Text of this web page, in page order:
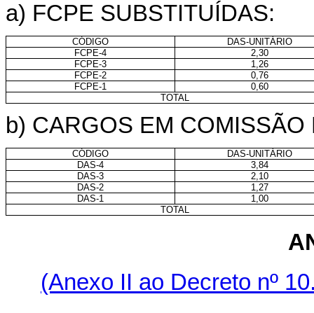
a) FCPE SUBSTITUÍDAS:
CÓDIGO
DAS-UNITÁRIO
FCPE-4
2,30
FCPE-3
1,26
FCPE-2
0,76
FCPE-1
0,60
TOTAL
b) CARGOS EM
CÓDIGO
DAS-UNITÁRIO
DAS-4
3,84
DAS-3
2,10
DAS-2
1,27
DAS-1
1,00
TOTAL
(Anexo II ao Decreto nº